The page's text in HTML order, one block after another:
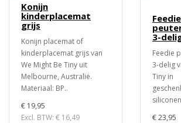
Konijn
kinderplacemat
grijs
Konijn placemat of
kinderplacemat grijs van
We Might Be Tiny uit
Melbourne, Australië.
Materiaal: BP..
€ 19,95
Excl. BTW: € 16,49
Feedie
3-
Feedie
3-delig
Tiny in
€ 23,95